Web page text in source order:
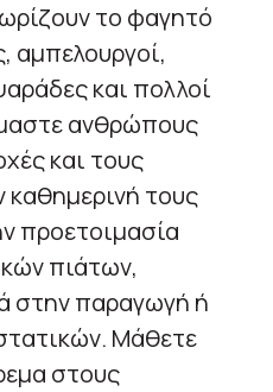
το φαγητό
αμπελουργοί,
και πολλοί
ανθρώπους
και τους
τους
προετοιμασία
πιάτων,
στην παραγωγή ή
Μάθετε
στους